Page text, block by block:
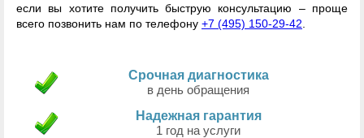
если вы хотите получить быструю консультацию – проще
всего позвонить нам по телефону +7 (495) 150-29-42
Срочная диагностика
в день обращения
Надежная гарантия
1 год на услуги